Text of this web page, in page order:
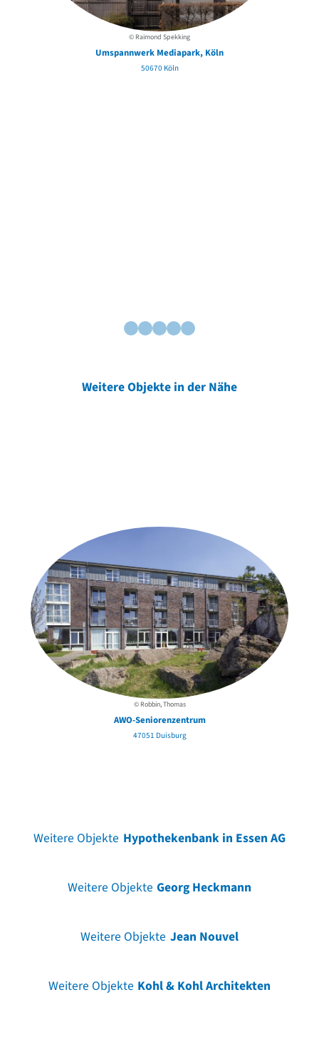
© Raimond Spekking
Umspannwerk Mediapark, Köln
50670 Köln
Weitere Objekte in der Nähe
© Robbin, Thomas
AWO-Seniorenzentrum
47051 Duisburg
Weitere Objekte Hypothekenbank in Essen AG
Weitere Objekte Georg Heckmann
Weitere Objekte Jean Nouvel
Weitere Objekte Kohl & Kohl Architekten